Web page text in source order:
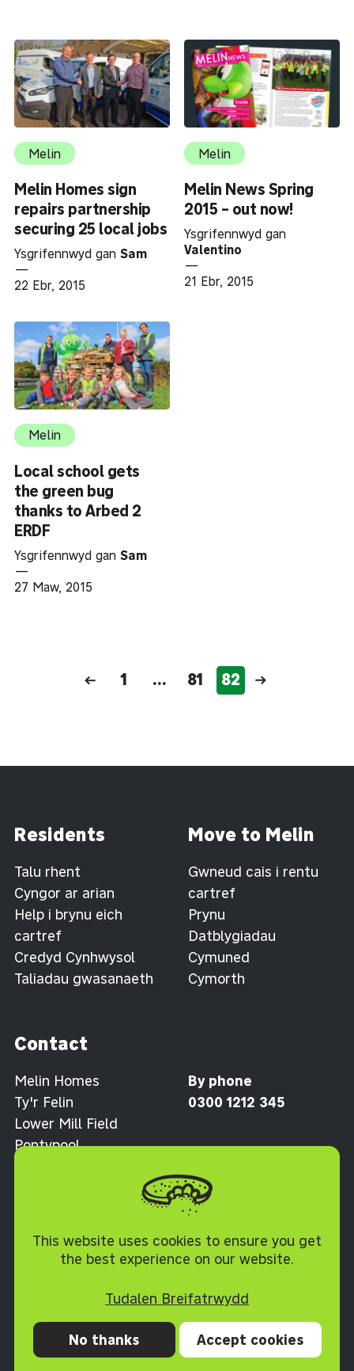
This website uses cookies to ensure you get
the best experience on our website.
Tudalen Breifatrwydd
No thanks Accept cookies
Melin
Melin Homes sign
repairs partnership
securing 25 local jobs
Ysgrifennwyd gan Sam
—
22 Ebr, 2015
Melin
Melin News Spring
2015 – out now!
Ysgrifennwyd gan
Valentino
—
21 Ebr, 2015
Melin
Local school gets
the green bug
thanks to Arbed 2
ERDF
Ysgrifennwyd gan Sam
—
27 Maw, 2015
1 ... 81 82
Residents
Talu rhent
Cyngor ar arian
Help i brynu eich
cartref
Credyd Cynhwysol
Taliadau gwasanaeth
Move to Melin
Gwneud cais i rentu
cartref
Prynu
Datblygiadau
Cymuned
Cymorth
Contact
Melin Homes
Ty'r Felin
Lower Mill Field
Pontypool
By phone
0300 1212 345
Preifatrwydd Cwcis
Datganiad hygyrchedd
Telerau ac Amodau